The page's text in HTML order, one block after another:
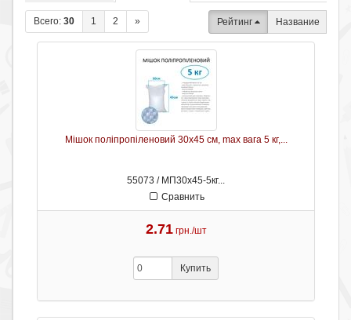
Всего: 30 1 2 » Рейтинг Название
Мішок поліпропіленовий 30х45 см, max вага 5 кг,...
55073 / МП30х45-5кг...
Сравнить
2.71 грн./шт
Купить